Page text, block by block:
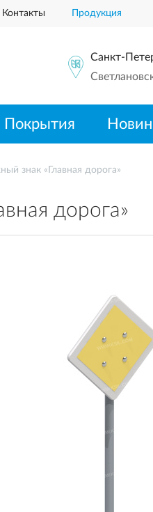
Контакты Продукция
Санкт-
Покрытия
знак «Главная дорога»
дорога»